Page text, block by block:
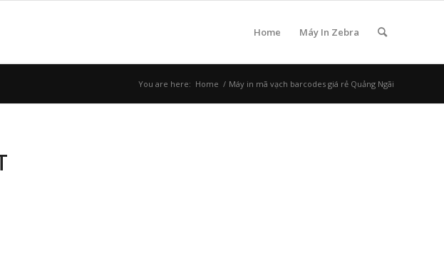
Home Máy In Zebra
You are here: Home / Máy in mã vạch barcodes giá rẻ Quảng Ngãi